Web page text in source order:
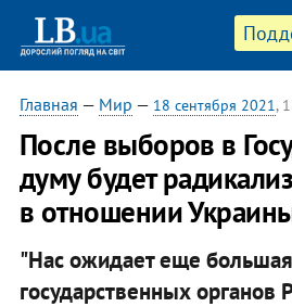
Главная — Мир — 18 сентября 2021,
После выборов в
думу будет
в отношении
"Нас ожидает еще
государственных органов